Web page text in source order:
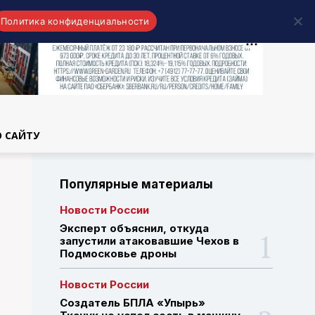
САЙТУ
Популярные материалы
Новости России
Эксперт объяснил, откуда
запустили атаковавшие Чехов в
Подмосковье дроны
Новости России
Создатель БПЛА «Упырь»
Политика конфиденциальности